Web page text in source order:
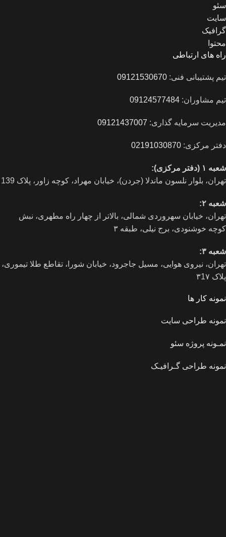
سئو
سایت
گرافیک
محتوا
راه های ارتباطی
تیم پشتیبانی فنی: 09121530670
تیم مشاوران: 09124577484
مدیریت سرمایه گذاری: 09121437007
دفتر مرکزی: 02191030870
شعبه ۱ (دفتر مرکزی):
تهران، بلوار نلسون ماندلا (جردن)، خیابان مهراد، کوچه زاور، پلاک 139
شعبه ۲:
تهران، خيابان سهروردی شمالی، بالاتر از چهار راه مطهری، نبش
کوچه خوشنودی، برج نیلی، طبقه ۳
شعبه ۳:
تهران، نیروی هوایی، مسیل جاجرود، خیابان شورا، تقاطع طلا تیموری،
پلاک ۳1۷
نمونه کار ها
نمونه طراحی سایت
نمـونه پروژه سئو
نمونه طراحی گـرافیـک